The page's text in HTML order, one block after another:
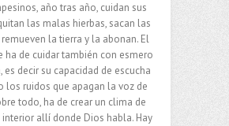
año tras año, cuidan sus
las malas hierbas, sacan las
remueven la tierra y la abonan. El
ha de cuidar también con esmero
es decir su capacidad de escucha
los ruidos que apagan la voz de
todo, ha de crear un clima de
allí donde Dios habla. Hay